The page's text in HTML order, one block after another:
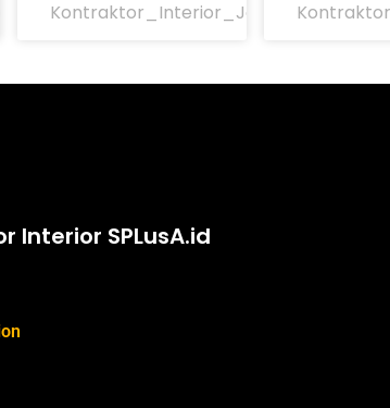
Kontraktor_Interior_Jakarta
Interior SPLusA.id